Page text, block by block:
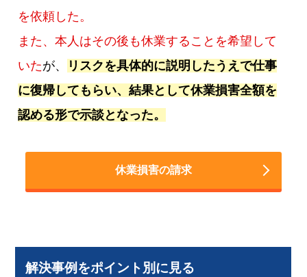
を依頼した。
また、本人はその後も休業することを希望して
いたが、
リスクを具体的に説明したうえで仕事
に復帰してもらい、結果として休業損害全額を
認める形で示談となった。
休業損害の請求
解決事例をポイント別に見る